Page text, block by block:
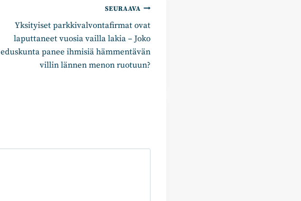
SEURAAVA
Yksityiset parkkivalvontafirmat ovat
laputtaneet vuosia vailla lakia – Joko
eduskunta panee ihmisiä hämmentävän
villin lännen menon ruotuun?